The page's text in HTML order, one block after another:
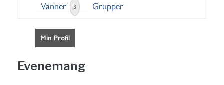
Vänner
3 Grupper
Min Profil
Evenemang